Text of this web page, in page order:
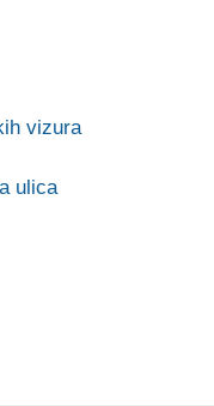
vizura
ulica